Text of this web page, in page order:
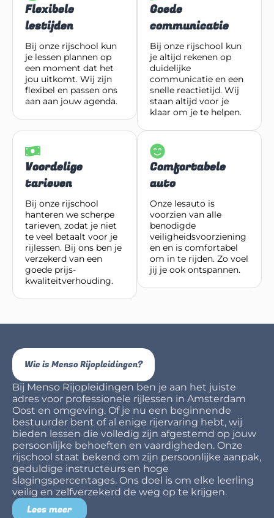
Flexibele
lestijden
Bij onze rijschool kun
je lessen plannen op
een moment dat het
jou uitkomt. Wij zijn
flexibel en passen ons
aan aan jouw agenda.
Goede
communicatie
Bij onze rijschool kun
je altijd rekenen op
duidelijke
communicatie en een
snelle reactietijd. Wij
staan altijd voor je
klaar om je te helpen.
Voordelige
tarieven
Bij onze rijschool
hanteren we scherpe
tarieven, zodat je niet
te veel betaalt voor je
rijlessen. Bij ons ben je
verzekerd van een
goede prijs-
kwaliteitverhouding.
Comfortabele
auto
Onze lesauto is
voorzien van alle
benodigde
veiligheidsvoorziening
en en is comfortabel
om in te rijden. Zo voel
jij je ook ontspannen.
Wie is Menso Rijopleidingen?
Bij Menso Rijopleidingen ben je aan het juiste
adres voor professionele rijlessen in Amsterdam
Oost en omgeving. Of je nu een beginnende
bestuurder bent of al enige rijervaring hebt, wij
bieden lessen die volledig zijn afgestemd op jouw
persoonlijke behoeften en vaardigheden. Onze
rijschool staat bekend om zijn persoonlijke aanpak,
geduldige instructeurs en hoge
slagingspercentages. Ons doel is om elke leerling
veilig en zelfverzekerd de weg op te krijgen.
Lees meer